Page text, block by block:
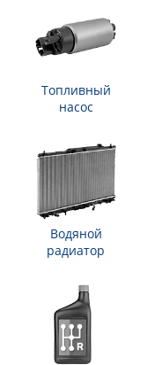
Топливный
насос
Водяной
радиатор